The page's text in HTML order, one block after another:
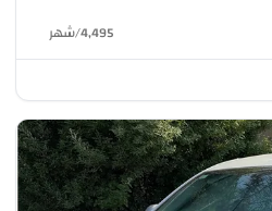
4,495
/شهر